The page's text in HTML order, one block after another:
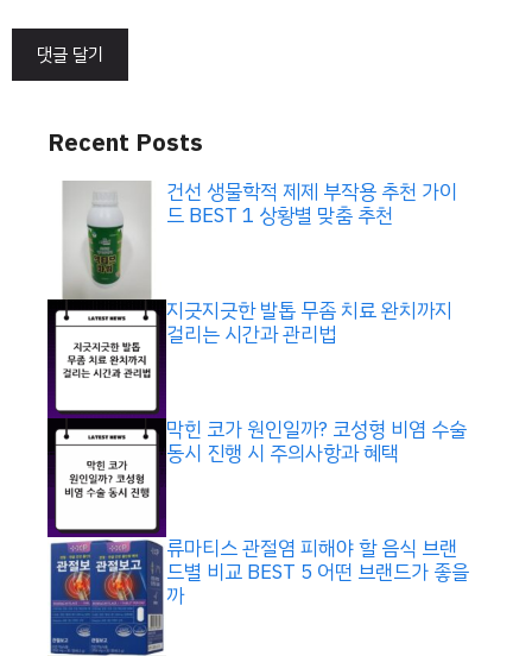
Recent Posts
건선 생물학적 제제 부작용 추천 가이
드 BEST 1 상황별 맞춤 추천
지긋지긋한 발톱 무좀 치료 완치까지
걸리는 시간과 관리법
막힌 코가 원인일까? 코성형 비염 수술
동시 진행 시 주의사항과 혜택
류마티스 관절염 피해야 할 음식 브랜
드별 비교 BEST 5 어떤 브랜드가 좋을
까